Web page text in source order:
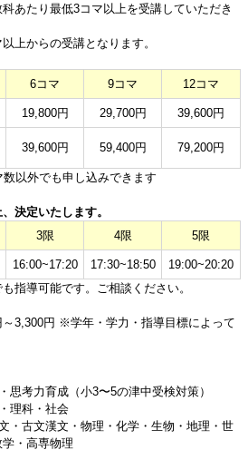
あたり最低3コマ以上を受講していただき
上からの受講となります。
6コマ 9コマ 12コマ
19,800円 29,700円
39,600円
39,600円 59,400円 79,200円
以外でも申し込みできます
決定いたします。
3限 4限 5限
16:00~17:20 17:30~18:50
19:00~20:20
指導可能です。ご相談ください。
円 ※学年・学力・指導目標によって
考力育成（小3〜5の津中受検対策）
理科・社会
古文漢文・物理・化学・生物・地理・世
・高専物理